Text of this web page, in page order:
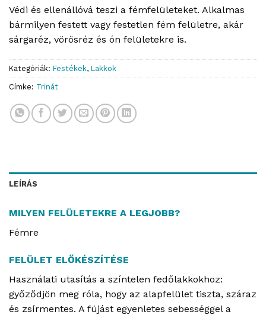
Védi és ellenállóvá teszi a fémfelületeket. Alkalmas
bármilyen festett vagy festetlen fém felületre, akár
sárgaréz, vörösréz és ón felületekre is.
Kategóriák: Festékek, Lakkok
Címke: Trinát
LEÍRÁS
MILYEN FELÜLETEKRE A LEGJOBB?
Fémre
FELÜLET ELŐKÉSZÍTÉSE
Használati utasítás a színtelen fedőlakkokhoz:
győződjön meg róla, hogy az alapfelület tiszta, száraz
és zsírmentes. A fújást egyenletes sebességgel a